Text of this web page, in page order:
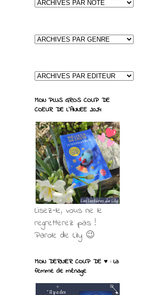
MON PLUS GROS COUP DE
COEUR DE L'ANNEE 2024
Lisez-le, vous ne le
regretterez pas !
Parole de Lily 😉
MON DERNIER COUP DE ♥ : La
femme de ménage